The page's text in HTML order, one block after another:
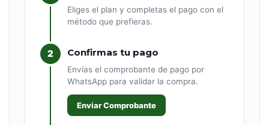
Eliges el plan y completas el pago con el
método que prefieras.
2 Confirmas tu pago
Envías el comprobante de pago por
WhatsApp para validar la compra.
Enviar Comprobante